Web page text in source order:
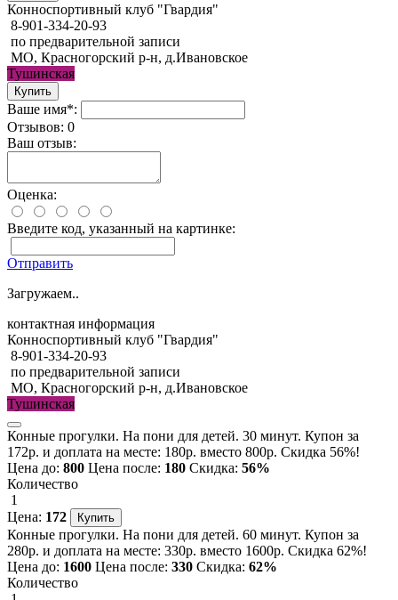
Конноспортивный клуб "Гвардия"
8-901-334-20-93
по предварительной записи
МО, Красногорский р-н, д.Ивановское
Тушинская
Ваше имя*:
Отзывов: 0
Ваш отзыв:
Оценка:
Введите код, указанный на картинке:
Отправить
Загружаем..
контактная информация
Конноспортивный клуб "Гвардия"
8-901-334-20-93
по предварительной записи
МО, Красногорский р-н, д.Ивановское
Тушинская
Конные прогулки. На пони для детей. 30 минут. Купон за
172р. и доплата на месте: 180р. вместо 800р. Скидка 56%!
Цена до: 800 Цена после: 180 Скидка: 56%
Количество
1
Цена: 172
Конные прогулки. На пони для детей. 60 минут. Купон за
280р. и доплата на месте: 330р. вместо 1600р. Скидка 62%!
Цена до: 1600 Цена после: 330 Скидка: 62%
Количество